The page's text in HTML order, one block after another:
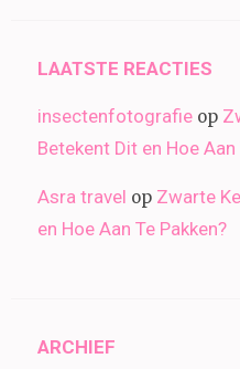
LAATSTE REACTIES
insectenfotografie op
Betekent Dit en Hoe Aan
Asra travel op Zwarte
en Hoe Aan Te Pakken?
ARCHIEF